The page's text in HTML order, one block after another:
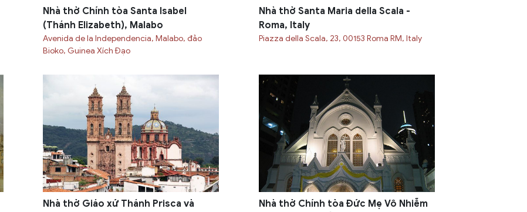
Nhà thờ Chính tòa Santa Isabel
(Thánh Elizabeth), Malabo
Avenida de la Independencia, Malabo, đảo
Bioko, Guinea Xích Đạo
Nhà thờ Santa Maria della Scala -
Roma, Italy
Piazza della Scala, 23, 00153 Roma RM, Italy
Nhà thờ Giáo xứ Thánh Prisca và
Nhà thờ Chính tòa Đức Mẹ Vô Nhiễm